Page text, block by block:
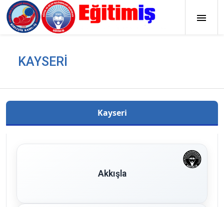
KAYSERİ
Kayseri
Akkışla